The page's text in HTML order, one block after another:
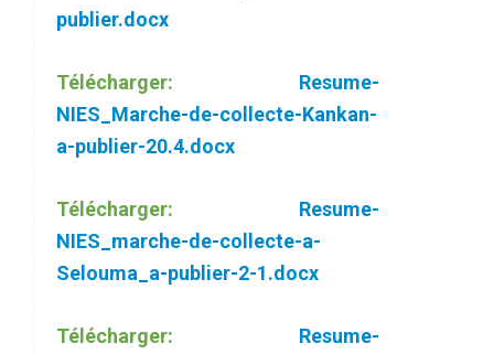
publier.docx
Télécharger:
Resume-
NIES_Marche-de-collecte-Kankan-
a-publier-20.4.docx
Télécharger:
Resume-
NIES_marche-de-collecte-a-
Selouma_a-publier-2-1.docx
Télécharger:
Resume-